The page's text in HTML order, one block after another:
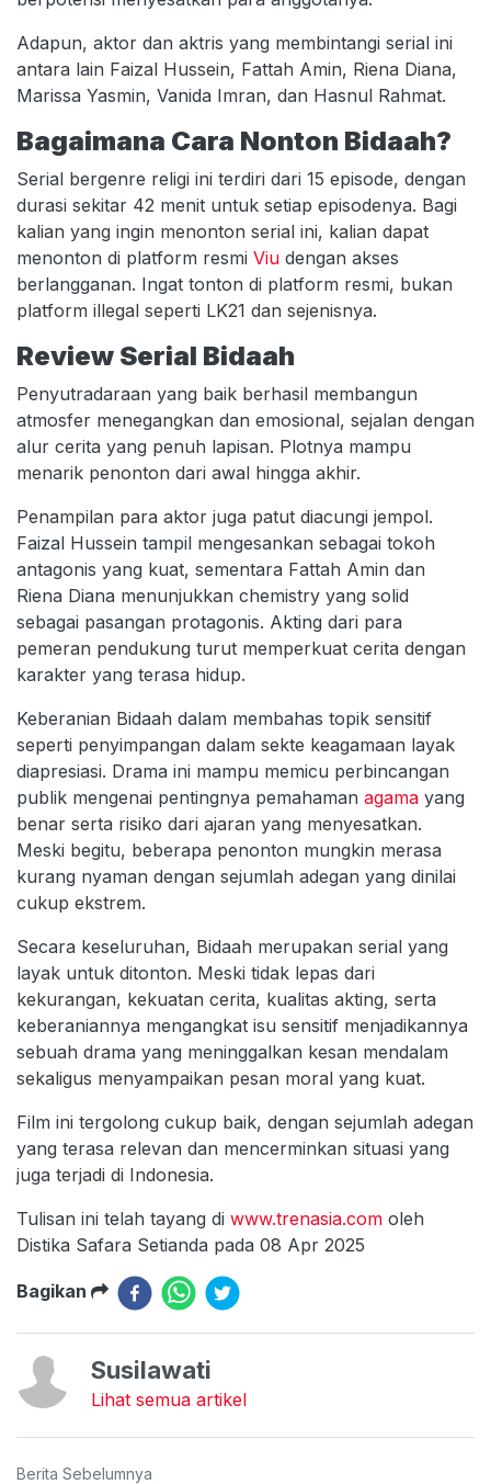
Adapun, aktor dan aktris yang membintangi serial ini
antara lain Faizal Hussein, Fattah Amin, Riena Diana,
Marissa Yasmin, Vanida Imran, dan Hasnul Rahmat.
Bagaimana Cara Nonton Bidaah?
Serial bergenre religi ini terdiri dari 15 episode, dengan
durasi sekitar 42 menit untuk setiap episodenya. Bagi
kalian yang ingin menonton serial ini, kalian dapat
menonton di platform resmi Viu dengan akses
berlangganan. Ingat tonton di platform resmi, bukan
platform illegal seperti LK21 dan sejenisnya.
Review Serial Bidaah
Penyutradaraan yang baik berhasil membangun
atmosfer menegangkan dan emosional, sejalan dengan
alur cerita yang penuh lapisan. Plotnya mampu
menarik penonton dari awal hingga akhir.
Penampilan para aktor juga patut diacungi jempol.
Faizal Hussein tampil mengesankan sebagai tokoh
antagonis yang kuat, sementara Fattah Amin dan
Riena Diana menunjukkan chemistry yang solid
sebagai pasangan protagonis. Akting dari para
pemeran pendukung turut memperkuat cerita dengan
karakter yang terasa hidup.
Keberanian Bidaah dalam membahas topik sensitif
seperti penyimpangan dalam sekte keagamaan layak
diapresiasi. Drama ini mampu memicu perbincangan
publik mengenai pentingnya pemahaman agama yang
benar serta risiko dari ajaran yang menyesatkan.
Meski begitu, beberapa penonton mungkin merasa
kurang nyaman dengan sejumlah adegan yang dinilai
cukup ekstrem.
Secara keseluruhan, Bidaah merupakan serial yang
layak untuk ditonton. Meski tidak lepas dari
kekurangan, kekuatan cerita, kualitas akting, serta
keberaniannya mengangkat isu sensitif menjadikannya
sebuah drama yang meninggalkan kesan mendalam
sekaligus menyampaikan pesan moral yang kuat.
Film ini tergolong cukup baik, dengan sejumlah adegan
yang terasa relevan dan mencerminkan situasi yang
juga terjadi di Indonesia.
Tulisan ini telah tayang di www.trenasia.com oleh
Distika Safara Setianda pada 08 Apr 2025
Bagikan
Susilawati
Lihat semua artikel
Berita Sebelumnya